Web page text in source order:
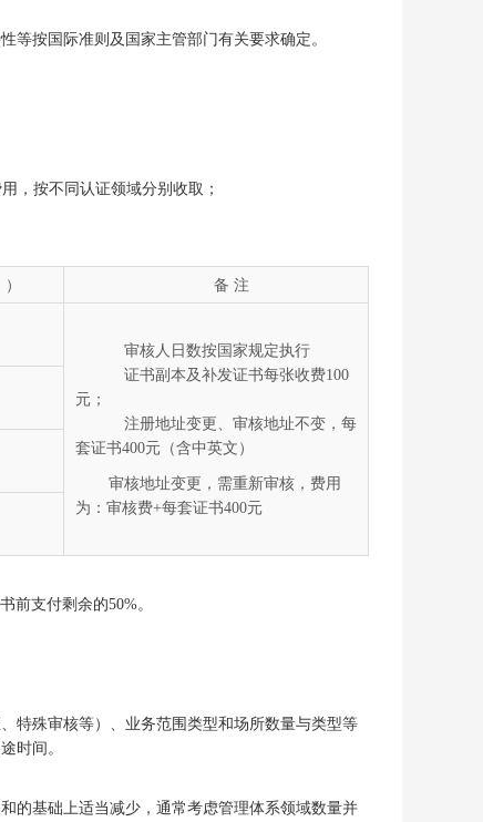
等按国际准则及国家主管部门有关要求确定。
，按不同认证领域分别收取；
备 注
审核人日数按国家规定执行
证书副本及补发证书每张收费100
元 ；
注册地址变更、审核地址不变，每
套证书400元（含中英文）
审核地址变更，需重新审核，费用
为：审核费+每套证书400元
前支付剩余的50%。
特殊审核等）、业务范围类型和场所数量与类型等
时间。
的基础上适当减少，通常考虑管理体系领域数量并